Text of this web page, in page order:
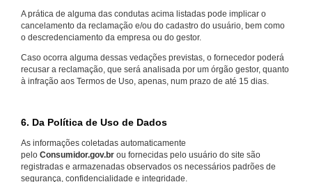
A prática de alguma das condutas acima listadas pode implicar o
cancelamento da reclamação e/ou do cadastro do usuário, bem como
o descredenciamento da empresa ou do gestor.
Caso ocorra alguma dessas vedações previstas, o fornecedor poderá
recusar a reclamação, que será analisada por um órgão gestor, quanto
à infração aos Termos de Uso, apenas, num prazo de até 15 dias.
6. Da Política de Uso de Dados
As informações coletadas automaticamente
pelo Consumidor.gov.br ou fornecidas pelo usuário do site são
registradas e armazenadas observados os necessários padrões de
segurança, confidencialidade e integridade.